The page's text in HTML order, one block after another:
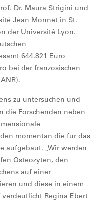
Dr. Maura Strigini und
Jean Monnet in St.
der Université Lyon.
644.821 Euro
bei der französischen
zu untersuchen und
die Forschenden neben
momentan die für das
aufgebaut. „Wir werden
Osteozyten, den
auf einer
und diese in einem
verdeutlicht Regina Ebert